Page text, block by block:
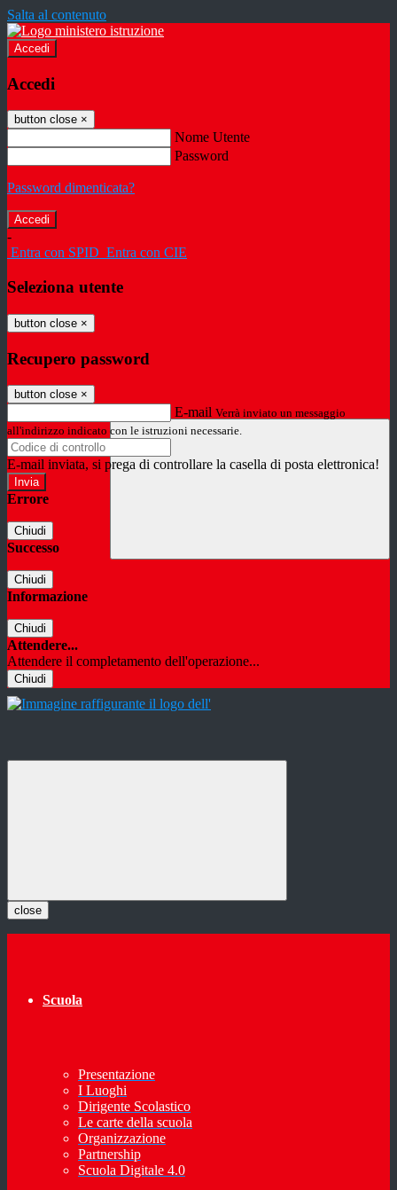
Salta al contenuto
Accedi
Accedi
button close ×
Nome Utente
Password
Password dimenticata?
-
Entra con SPID Entra con CIE
Seleziona utente
button close ×
Recupero password
button close ×
E-mail Verrà inviato un messaggio
all'indirizzo indicato con le istruzioni necessarie.
E-mail inviata, si prega di controllare la casella di posta elettronica!
Errore
Chiudi
Successo
Chiudi
Informazione
Chiudi
Attendere...
Attendere il completamento dell'operazione...
Chiudi
close
Scuola
Presentazione
I Luoghi
Dirigente Scolastico
Le carte della scuola
Organizzazione
Partnership
Scuola Digitale 4.0